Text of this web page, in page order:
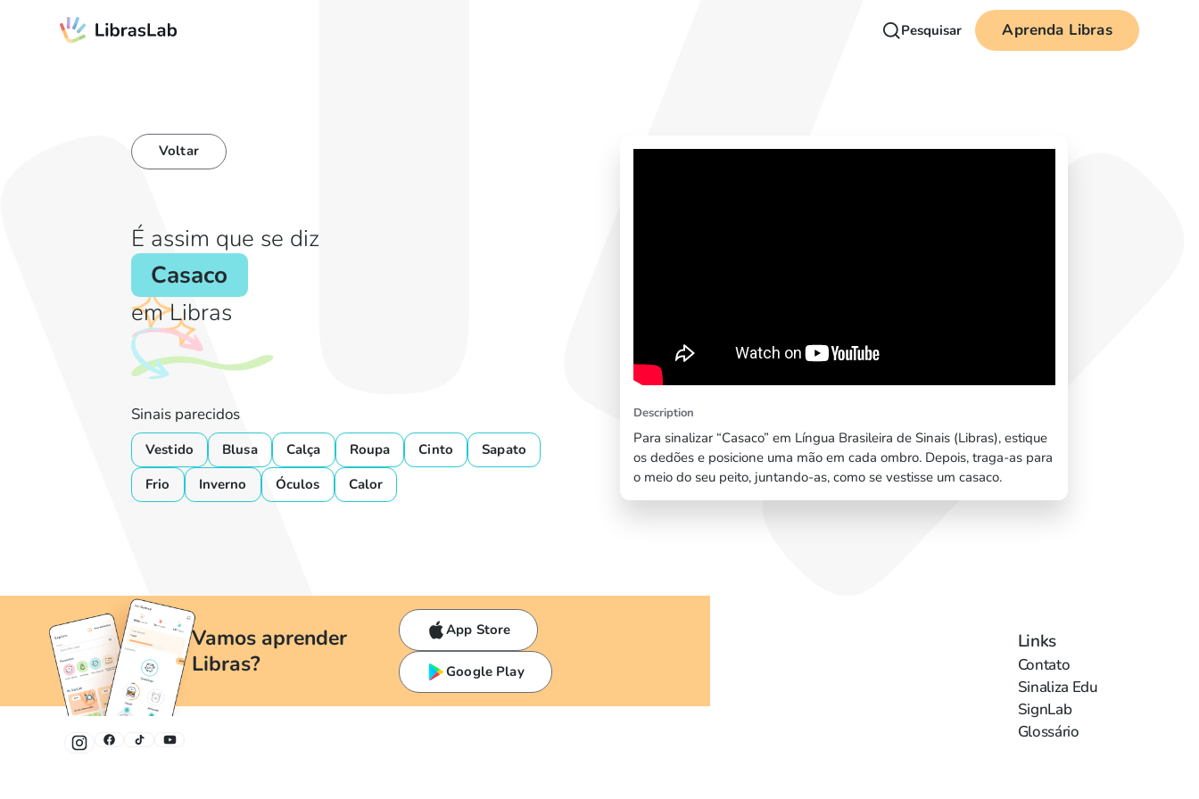
Pesquisar Aprenda Libras
Voltar
É assim que se diz
Casaco
em Libras
Description
Para sinalizar “Casaco” em Língua Brasileira de Sinais (Libras), estique
os dedões e posicione uma mão em cada ombro. Depois, traga-as para
o meio do seu peito, juntando-as, como se vestisse um casaco.
Sinais parecidos
Vestido Blusa Calça Roupa Cinto
Sapato
Frio
Inverno Óculos Calor
Vamos aprender
Libras?
App Store
Google Play
Um jeito divertido e fácil de aprender Libras
Links
Contato
Sinaliza Edu
SignLab
Glossário